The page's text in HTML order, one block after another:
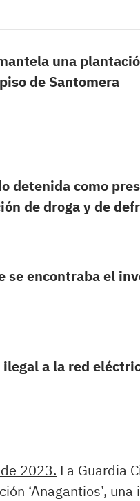
una
de Santomera
detenida como
de droga y de
se encontraba el
a la red
2023. La Guardia
‘Anagantios’,